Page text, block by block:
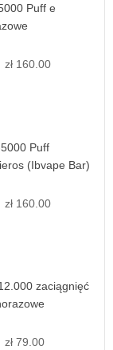
Puff e
zł 160.00
Puff
(Ibvape Bar)
zł 160.00
zaciągnięć
zł 79.00